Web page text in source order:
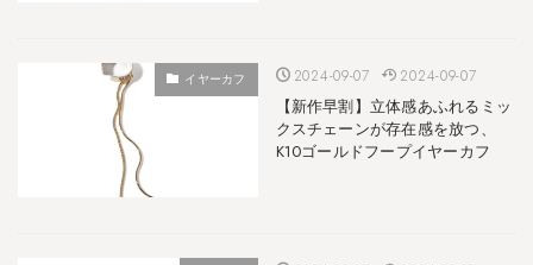
イヤーカフ 2024-09-07 2024-09-07
【新作早割】立体感あふれるミッ
クスチェーンが存在感を放つ、
K10ゴールドフープイヤーカフ